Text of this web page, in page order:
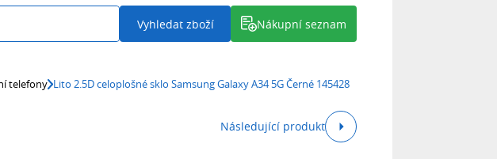
Vyhledat zboží Nákupní seznam
telefony Lito 2.5D celoplošné sklo Samsung Galaxy A34 5G Černé 145428
Následující produkt